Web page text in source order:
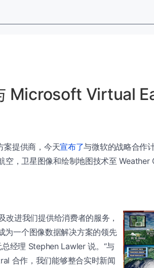
Microsoft Virtual
案提供商，今天宣布了与微软的战略合作
，卫星图像和绘制地图技术至 Weather
改进我们提供给消费者的服务，
一个图像数据解决方案的领先
经理 Stephen Lawler 说。“与
合作，我们能够整合实时新闻